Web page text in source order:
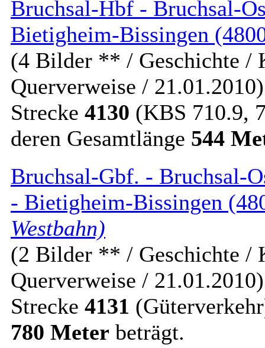
Bruchsal-Hbf - Bruchsal-
Bietigheim-Bissingen
(4 Bilder ** / Geschichte /
Querverweise / 21.01.2010)
Strecke 4130 (KBS 710.9,
deren Gesamtlänge 544
Bruchsal-Gbf. - Bruchsal-
- Bietigheim-Bissingen
Westbahn)
(2 Bilder ** / Geschichte /
Querverweise / 21.01.2010)
Strecke 4131
780 Meter beträgt.